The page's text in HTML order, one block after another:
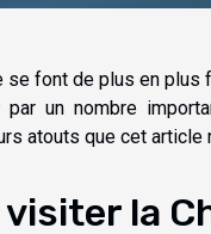
se font de plus en plus
par un nombre
atouts que cet article
la